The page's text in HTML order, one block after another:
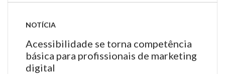
NOTÍCIA
Acessibilidade se torna competência
básica para profissionais de marketing
digital